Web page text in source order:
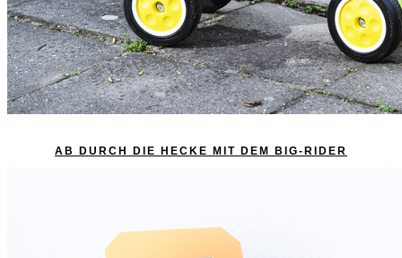
AB DURCH DIE HECKE MIT DEM BIG-RIDER